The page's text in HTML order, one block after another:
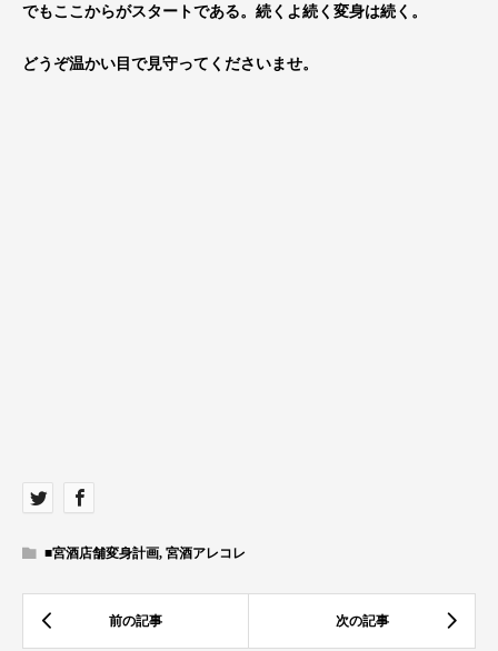
でもここからがスタートである。続くよ続く変身は続く。
どうぞ温かい目で見守ってくださいませ。
■宮酒店舗変身計画, 宮酒アレコレ